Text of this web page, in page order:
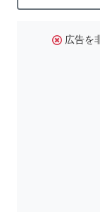
広告を